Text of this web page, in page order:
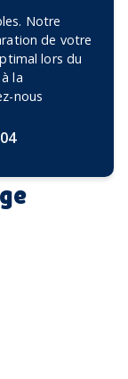
Notre
de votre
lors du
la
nous